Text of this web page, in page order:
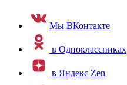
Мы ВКонтакте
в Одноклассниках
в Яндекс Zen